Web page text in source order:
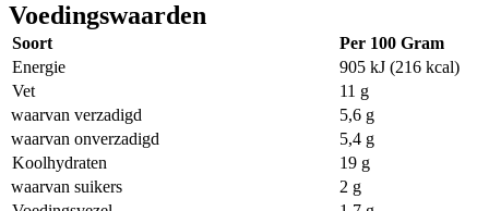
Voedingswaarden
Soort
Per 100 Gram
Energie
905 kJ (216 kcal)
Vet
11 g
waarvan verzadigd
5,6 g
waarvan onverzadigd
5,4 g
Koolhydraten
19 g
waarvan suikers
2 g